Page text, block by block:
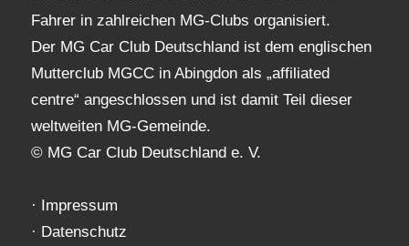
Fahrer in zahlreichen MG-Clubs organisiert.
Der MG Car Club Deutschland ist dem englischen
Mutterclub MGCC in Abingdon als „affiliated
centre“ angeschlossen und ist damit Teil dieser
weltweiten MG-Gemeinde.
© MG Car Club Deutschland e. V.
·
Impressum
· Datenschutz